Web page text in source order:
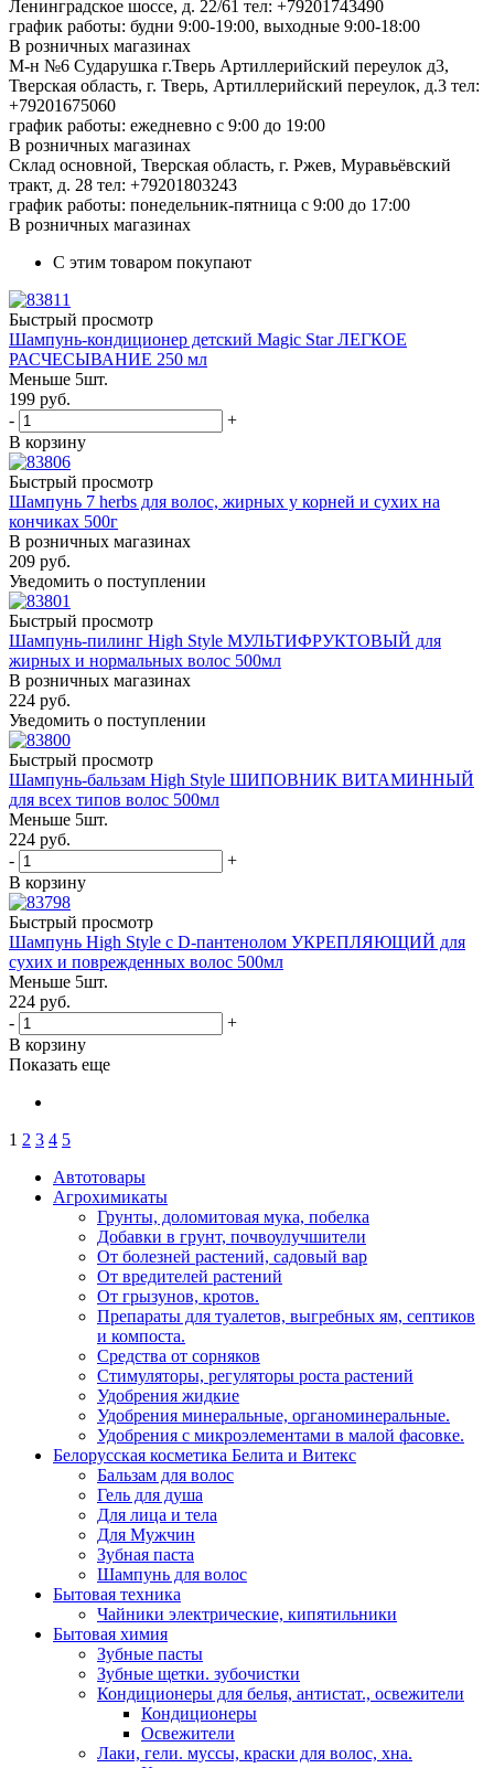
Ленинградское шоссе, д. 22/61 тел: +79201743490
график работы: будни 9:00-19:00, выходные 9:00-18:00
В розничных магазинах
М-н №6 Сударушка г.Тверь Артиллерийский переулок д3,
Тверская область, г. Тверь, Артиллерийский переулок, д.3 тел:
+79201675060
график работы: ежедневно с 9:00 до 19:00
В розничных магазинах
Склад основной, Тверская область, г. Ржев, Муравьёвский
тракт, д. 28 тел: +79201803243
график работы: понедельник-пятница с 9:00 до 17:00
В розничных магазинах
С этим товаром покупают
Быстрый просмотр
Шампунь-кондиционер детский Magic Star ЛЕГКОЕ
РАСЧЕСЫВАНИЕ 250 мл
Меньше 5шт.
199 руб.
-
+
В корзину
Быстрый просмотр
Шампунь 7 herbs для волос, жирных у корней и сухих на
кончиках 500г
В розничных магазинах
209 руб.
Уведомить о поступлении
Быстрый просмотр
Шампунь-пилинг High Style МУЛЬТИФРУКТОВЫЙ для
жирных и нормальных волос 500мл
В розничных магазинах
224 руб.
Уведомить о поступлении
Быстрый просмотр
Шампунь-бальзам High Style ШИПОВНИК ВИТАМИННЫЙ
для всех типов волос 500мл
Меньше 5шт.
224 руб.
-
+
В корзину
Быстрый просмотр
Шампунь High Style с D-пантенолом УКРЕПЛЯЮЩИЙ для
сухих и поврежденных волос 500мл
Меньше 5шт.
224 руб.
-
+
В корзину
Показать еще
1 2 3 4 5
Автотовары
Агрохимикаты
Грунты, доломитовая мука, побелка
Добавки в грунт, почвоулучшители
От болезней растений, садовый вар
От вредителей растений
От грызунов, кротов.
Препараты для туалетов, выгребных ям, септиков
и компоста.
Средства от сорняков
Стимуляторы, регуляторы роста растений
Удобрения жидкие
Удобрения минеральные, органоминеральные.
Удобрения с микроэлементами в малой фасовке.
Белорусская косметика Белита и Витекс
Бальзам для волос
Гель для душа
Для лица и тела
Для Мужчин
Зубная паста
Шампунь для волос
Бытовая техника
Чайники электрические, кипятильники
Бытовая химия
Зубные пасты
Зубные щетки. зубочистки
Кондиционеры для белья, антистат., освежители
Кондиционеры
Освежители
Лаки, гели. муссы, краски для волос, хна.